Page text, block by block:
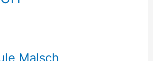
Malsch